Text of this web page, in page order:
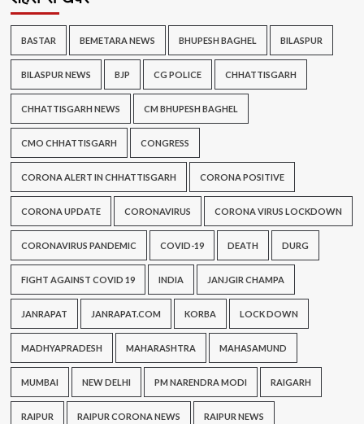
BASTAR BEMETARA NEWS BHUPESH BAGHEL BILASPUR
BILASPUR NEWS BJP CG POLICE CHHATTISGARH
CHHATTISGARH NEWS CM BHUPESH BAGHEL
CMO CHHATTISGARH CONGRESS
CORONA ALERT IN CHHATTISGARH CORONA POSITIVE
CORONA UPDATE CORONAVIRUS CORONA VIRUS LOCKDOWN
CORONAVIRUS PANDEMIC COVID-19 DEATH DURG
FIGHT AGAINST COVID 19 INDIA JANJGIR CHAMPA
JANRAPAT JANRAPAT.COM KORBA LOCK DOWN
MADHYAPRADESH MAHARASHTRA MAHASAMUND
MUMBAI NEW DELHI PM NARENDRA MODI RAIGARH
RAIPUR RAIPUR CORONA NEWS RAIPUR NEWS